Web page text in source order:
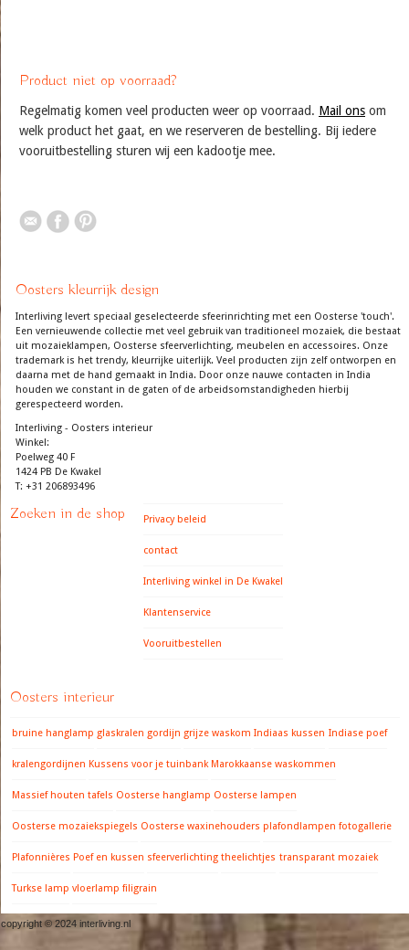
Product niet op voorraad?
Regelmatig komen veel producten weer op voorraad. Mail ons om
welk product het gaat, en we reserveren de bestelling. Bij iedere
vooruitbestelling sturen wij een kadootje mee.
Oosters kleurrijk design
Interliving levert speciaal geselecteerde sfeerinrichting met een Oosterse 'touch'.
Een vernieuwende collectie met veel gebruik van traditioneel mozaiek, die bestaat
uit mozaieklampen, Oosterse sfeerverlichting, meubelen en accessoires. Onze
trademark is het trendy, kleurrijke uiterlijk. Veel producten zijn zelf ontworpen en
daarna met de hand gemaakt in India. Door onze nauwe contacten in India
houden we constant in de gaten of de arbeidsomstandigheden hierbij
gerespecteerd worden.
Interliving - Oosters interieur
Winkel:
Poelweg 40 F
1424 PB De Kwakel
T: +31 206893496
Zoeken in de shop Privacy beleid
contact
Interliving winkel in De Kwakel
Klantenservice
Vooruitbestellen
Oosters interieur
bruine hanglamp glaskralen gordijn grijze waskom Indiaas kussen Indiase poef
kralengordijnen Kussens voor je tuinbank Marokkaanse waskommen
Massief houten tafels Oosterse hanglamp Oosterse lampen
Oosterse mozaiekspiegels Oosterse waxinehouders plafondlampen fotogallerie
Plafonnières Poef en kussen sfeerverlichting theelichtjes transparant mozaiek
Turkse lamp vloerlamp filigrain
copyright © 2024 interliving.nl